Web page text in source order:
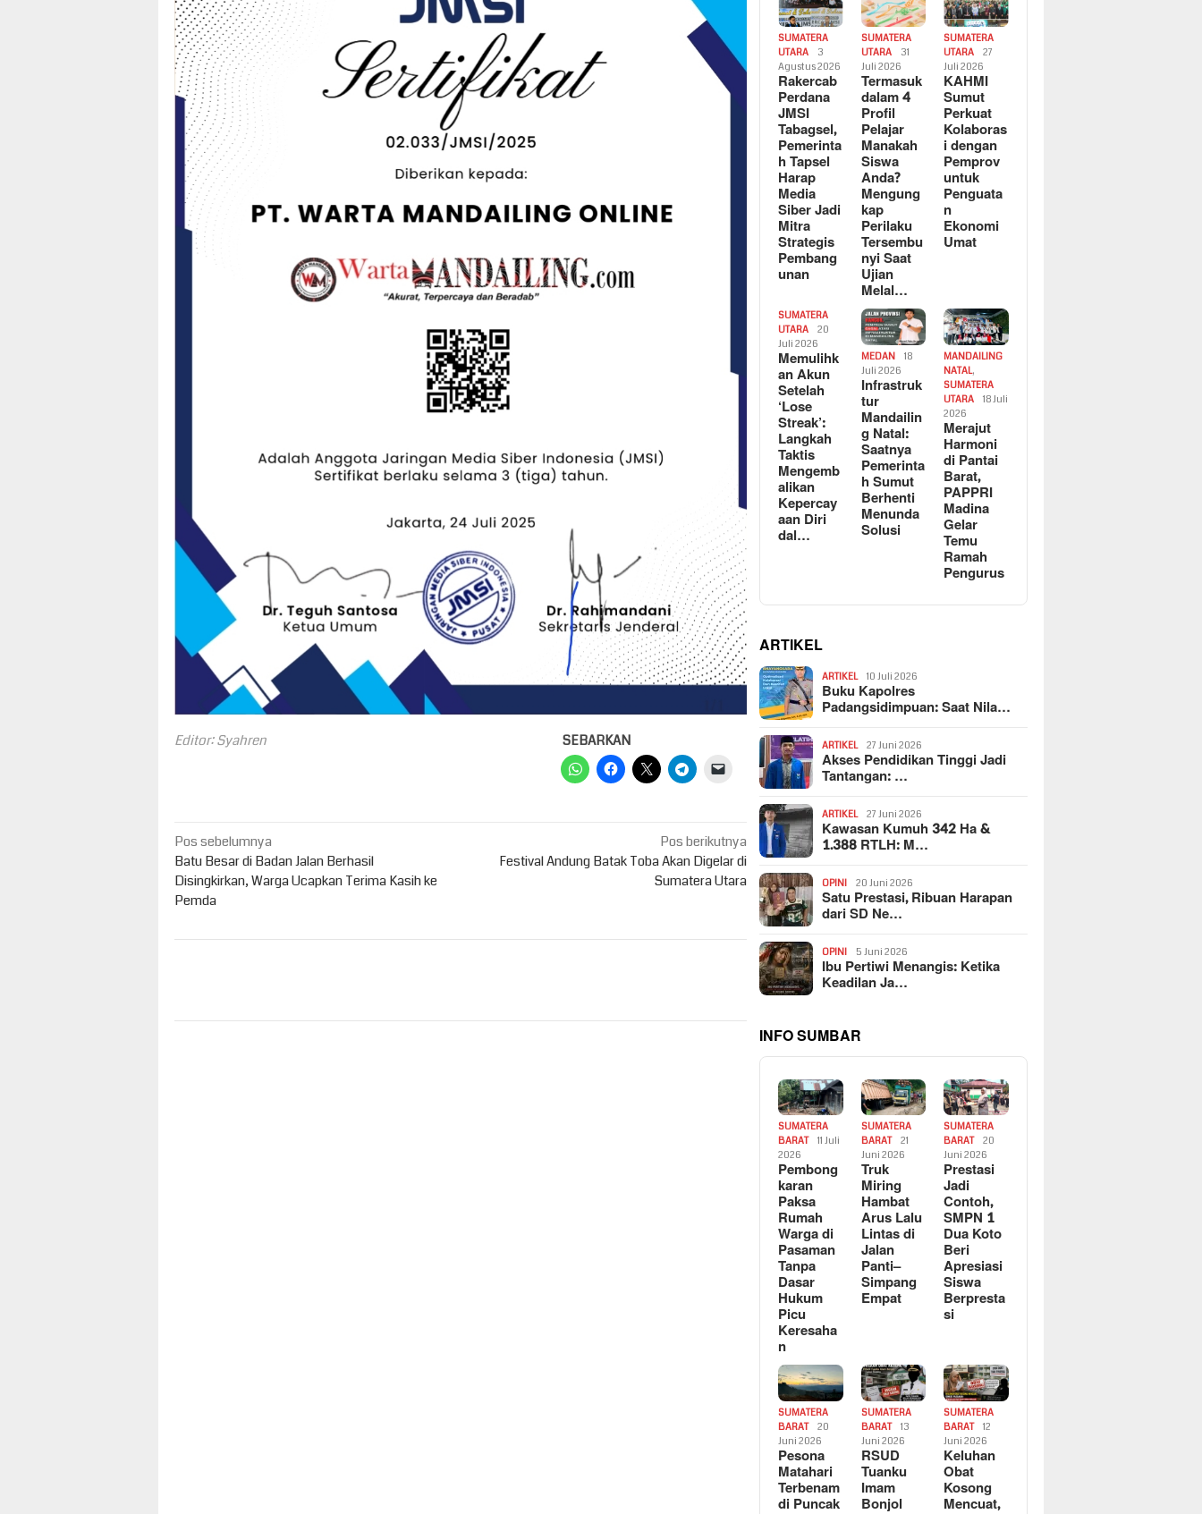
Editor: Syahren SEBARKAN
Navigasi
pos
Pos sebelumnya
Batu Besar di Badan Jalan Berhasil
Disingkirkan, Warga Ucapkan Terima Kasih ke
Pemda
Pos berikutnya
Festival Andung Batak Toba Akan Digelar di
Sumatera Utara
SUMATERA
UTARA
3
Agustus 2026
Rakercab
Perdana
JMSI
Tabagsel,
Pemerinta
h Tapsel
Harap
Media
Siber Jadi
Mitra
Strategis
Pembang
unan
SUMATERA
UTARA
31
Juli 2026
Termasuk
dalam 4
Profil
Pelajar
Manakah
Siswa
Anda?
Mengung
kap
Perilaku
Tersembu
nyi Saat
Ujian
Melal…
SUMATERA
UTARA
27
Juli 2026
KAHMI
Sumut
Perkuat
Kolaboras
i dengan
Pemprov
untuk
Penguata
n
Ekonomi
Umat
SUMATERA
UTARA
20
Juli 2026
Memulihk
an Akun
Setelah
‘Lose
Streak’:
Langkah
Taktis
Mengemb
alikan
Kepercay
aan Diri
dal…
MEDAN
18
Juli 2026
Infrastruk
tur
Mandailin
g Natal:
Saatnya
Pemerinta
h Sumut
Berhenti
Menunda
Solusi
MANDAILING
NATAL,
SUMATERA
UTARA
18 Juli
2026
Merajut
Harmoni
di Pantai
Barat,
PAPPRI
Madina
Gelar
Temu
Ramah
Pengurus
ARTIKEL
ARTIKEL 10 Juli 2026
Buku Kapolres
Padangsidimpuan: Saat Nila…
ARTIKEL 27 Juni 2026
Akses Pendidikan Tinggi Jadi
Tantangan: …
ARTIKEL 27 Juni 2026
Kawasan Kumuh 342 Ha &
1.388 RTLH: M…
OPINI 20 Juni 2026
Satu Prestasi, Ribuan Harapan
dari SD Ne…
OPINI 5 Juni 2026
Ibu Pertiwi Menangis: Ketika
Keadilan Ja…
INFO SUMBAR
SUMATERA
BARAT
11 Juli
2026
Pembong
karan
Paksa
Rumah
Warga di
Pasaman
Tanpa
Dasar
Hukum
Picu
Keresaha
n
SUMATERA
BARAT
21
Juni 2026
Truk
Miring
Hambat
Arus Lalu
Lintas di
Jalan
Panti–
Simpang
Empat
SUMATERA
BARAT
20
Juni 2026
Prestasi
Jadi
Contoh,
SMPN 1
Dua Koto
Beri
Apresiasi
Siswa
Berpresta
si
SUMATERA
BARAT
20
Juni 2026
Pesona
Matahari
Terbenam
di Puncak
SUMATERA
BARAT
13
Juni 2026
RSUD
Tuanku
Imam
Bonjol
SUMATERA
BARAT
12
Juni 2026
Keluhan
Obat
Kosong
Mencuat,